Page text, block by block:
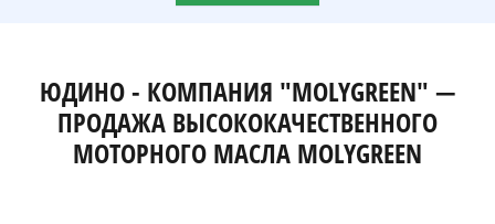
ЮДИНО - КОМПАНИЯ "MOLYGREEN" —
ПРОДАЖА ВЫСОКОКАЧЕСТВЕННОГО
МОТОРНОГО МАСЛА MOLYGREEN